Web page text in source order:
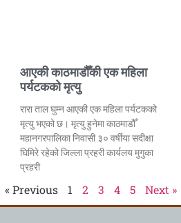
आएकी काठमाडौँकी एक महिला
पर्यटकको मृत्यु
रारा ताल घुम्न आएकी एक महिला पर्यटकको
मृत्यु भएको छ। मृत्यु हुनेमा काठमाडौँ
महानगरपालिका निवासी ३० वर्षीया सदीक्षा
घिमिरे रहेको जिल्ला प्रहरी कार्यलय मुगुका
प्रहरी
« Previous 1 2 3 4 5 Next »